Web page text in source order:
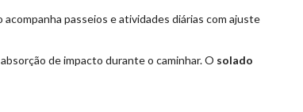
acompanha passeios e atividades diárias com ajuste
de impacto durante o caminhar. O solado